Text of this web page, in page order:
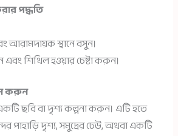
পদ্ধতি
আরামদায়ক স্থানে বসুন।
শিথিল হওয়ার চেষ্টা করুন।
করুন
ছবি বা দৃশ্য কল্পনা করুন। এটি হতে
পাহাড়ি দৃশ্য, সমুদ্রের ঢেউ, অথবা একটি